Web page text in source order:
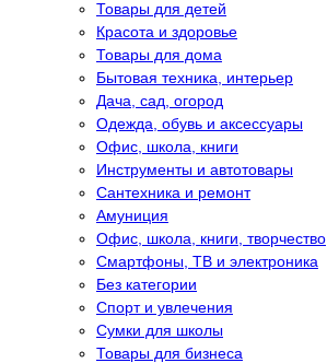
Товары для детей
Красота и здоровье
Товары для дома
Бытовая техника, интерьер
Дача, сад, огород
Одежда, обувь и аксессуары
Офис, школа, книги
Инструменты и автотовары
Сантехника и ремонт
Амуниция
Офис, школа, книги, творчество
Смартфоны, ТВ и электроника
Без категории
Спорт и увлечения
Сумки для школы
Товары для бизнеса